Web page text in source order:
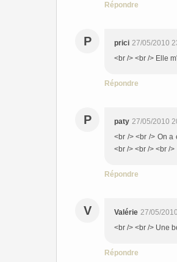
Répondre
P prici 27/05/2010
<br /> <br /> Elle
Répondre
P paty 27/05/2010
<br /> <br /> On a
<br /> <br /> <br />
Répondre
V Valérie 27/05/
<br /> <br /> Une
Répondre